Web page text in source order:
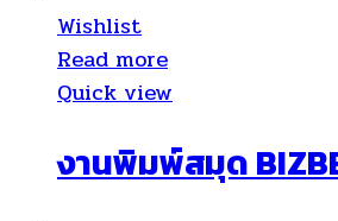
Wishlist
Read more
Quick view
งานพิมพ์สมุด